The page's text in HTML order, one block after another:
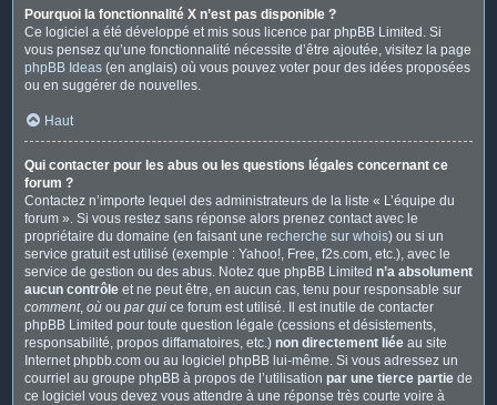
Pourquoi la fonctionnalité X n’est pas disponible ?
Ce logiciel a été développé et mis sous licence par phpBB Limited. Si
vous pensez qu’une fonctionnalité nécessite d’être ajoutée, visitez la page
phpBB Ideas (en anglais) où vous pouvez voter pour des idées proposées
ou en suggérer de nouvelles.
Haut
Qui contacter pour les abus ou les questions légales concernant ce
forum ?
Contactez n’importe lequel des administrateurs de la liste « L’équipe du
forum ». Si vous restez sans réponse alors prenez contact avec le
propriétaire du domaine (en faisant une recherche sur whois) ou si un
service gratuit est utilisé (exemple : Yahoo!, Free, f2s.com, etc.), avec le
service de gestion ou des abus. Notez que phpBB Limited n’a absolument
aucun contrôle et ne peut être, en aucun cas, tenu pour responsable sur
comment, où ou par qui ce forum est utilisé. Il est inutile de contacter
phpBB Limited pour toute question légale (cessions et désistements,
responsabilité, propos diffamatoires, etc.) non directement liée au site
Internet phpbb.com ou au logiciel phpBB lui-même. Si vous adressez un
courriel au groupe phpBB à propos de l’utilisation par une tierce partie de
ce logiciel vous devez vous attendre à une réponse très courte voire à